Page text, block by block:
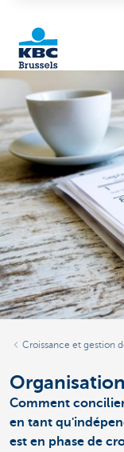
Entrepreneurs
Croissance et gestion
Organisation
Comment
en tant
est en phase de